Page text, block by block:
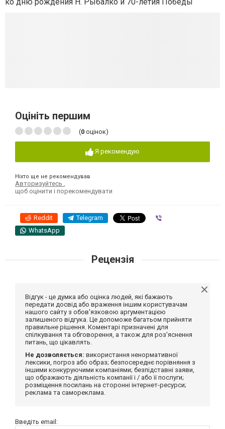
Оцініть першим
(0 оцінок)
Я рекомендую
Ніхто ще не рекомендував
Авторизуйтесь
щоб оцінити і порекомендувати
Reddit Telegram
WhatsApp
Рецензія
Відгук - це думка або оцінка людей, які бажають
передати досвід або враження іншим користувачам
нашого сайту з обов'язковою аргументацією
залишеного відгука. Це допоможе багатьом прийняти
правильне рішення. Коментарі призначені для
спілкування та обговорення, а також для роз'яснення
питань, що цікавлять.
Не дозволяється: використання ненормативної
лексики, погроз або образ; безпосереднє порівняння з
іншими конкуруючими компаніями; безпідставні заяви,
що ображають діяльність компанії і / або її послуги;
розміщення посилань на сторонні інтернет-ресурси;
реклама та самореклама.
Введіть email: